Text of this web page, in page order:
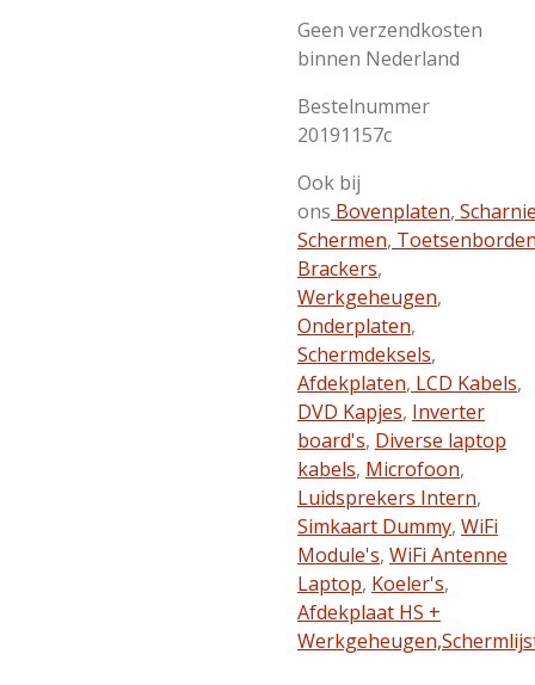
Geen verzendkosten
binnen Nederland
Bestelnummer
20191157c
Ook bij
ons Bovenplaten,
Schermen,
Brackers,
Werkgeheugen,
Onderplaten,
Schermdeksels,
Afdekplaten, LCD Kabels,
DVD Kapjes, Inverter
board's, Diverse laptop
kabels, Microfoon,
Luidsprekers Intern,
Simkaart Dummy, WiFi
Module's, WiFi Antenne
Laptop, Koeler's,
Afdekplaat HS +
Werkgeheugen,